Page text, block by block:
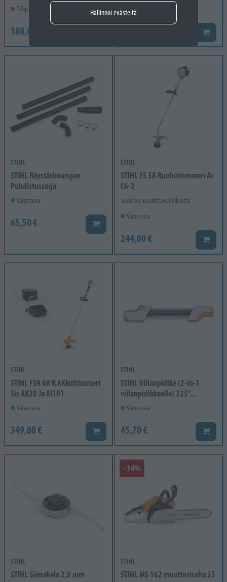
Hallinnoi evästeitä
Tilapäisesti loppuunmyyty
180,00 €
Varastossa
Lisää
STIHL
STIHL Räystäskourujen
Puhdistussarja
Varastossa
65,50 € Lisää koriin
STIHL
STIHL FS 38 Ruohotrimmeri Ac
C6-2
Tuote on noudettava liikkeestä.
Varastossa
244,00 € Lisää
STIHL
STIHL FSA 60 R AKkutrimmeri
Sis AK20 Ja Al101
Varastossa
349,00 € Lisää koriin
STIHL
STIHL Viilanpidike (2-In-1
viilanpidikkeelle) 325"...
Varastossa
45,70 € Lisää
STIHL
STIHL Siimakela 2,0 mm
- 14%
STIHL
STIHL MS 162 moottorisaha 35